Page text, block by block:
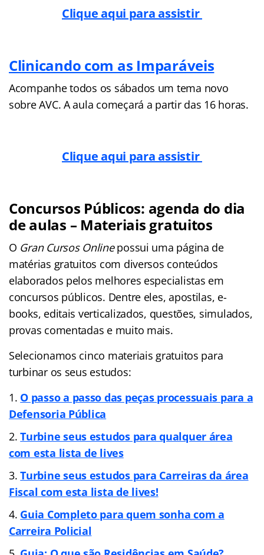
Clique aqui para assistir
Clinicando com as Imparáveis
Acompanhe todos os sábados um tema novo
sobre AVC. A aula começará a partir das 16 horas.
Clique aqui para assistir
Concursos Públicos: agenda do dia
de aulas – Materiais gratuitos
O Gran Cursos Onlinepossui uma página de
matérias gratuitos com diversos conteúdos
elaborados pelos melhores especialistas em
concursos públicos. Dentre eles, apostilas, e-
books, editais verticalizados, questões, simulados,
provas comentadas e muito mais.
Selecionamos cinco materiais gratuitos para
turbinar os seus estudos:
O passo a passo das peças processuais para a
Defensoria Pública
Turbine seus estudos para qualquer área
com esta lista de lives
Turbine seus estudos para Carreiras da área
Fiscal com esta lista de lives!
Guia Completo para quem sonha com a
Carreira Policial